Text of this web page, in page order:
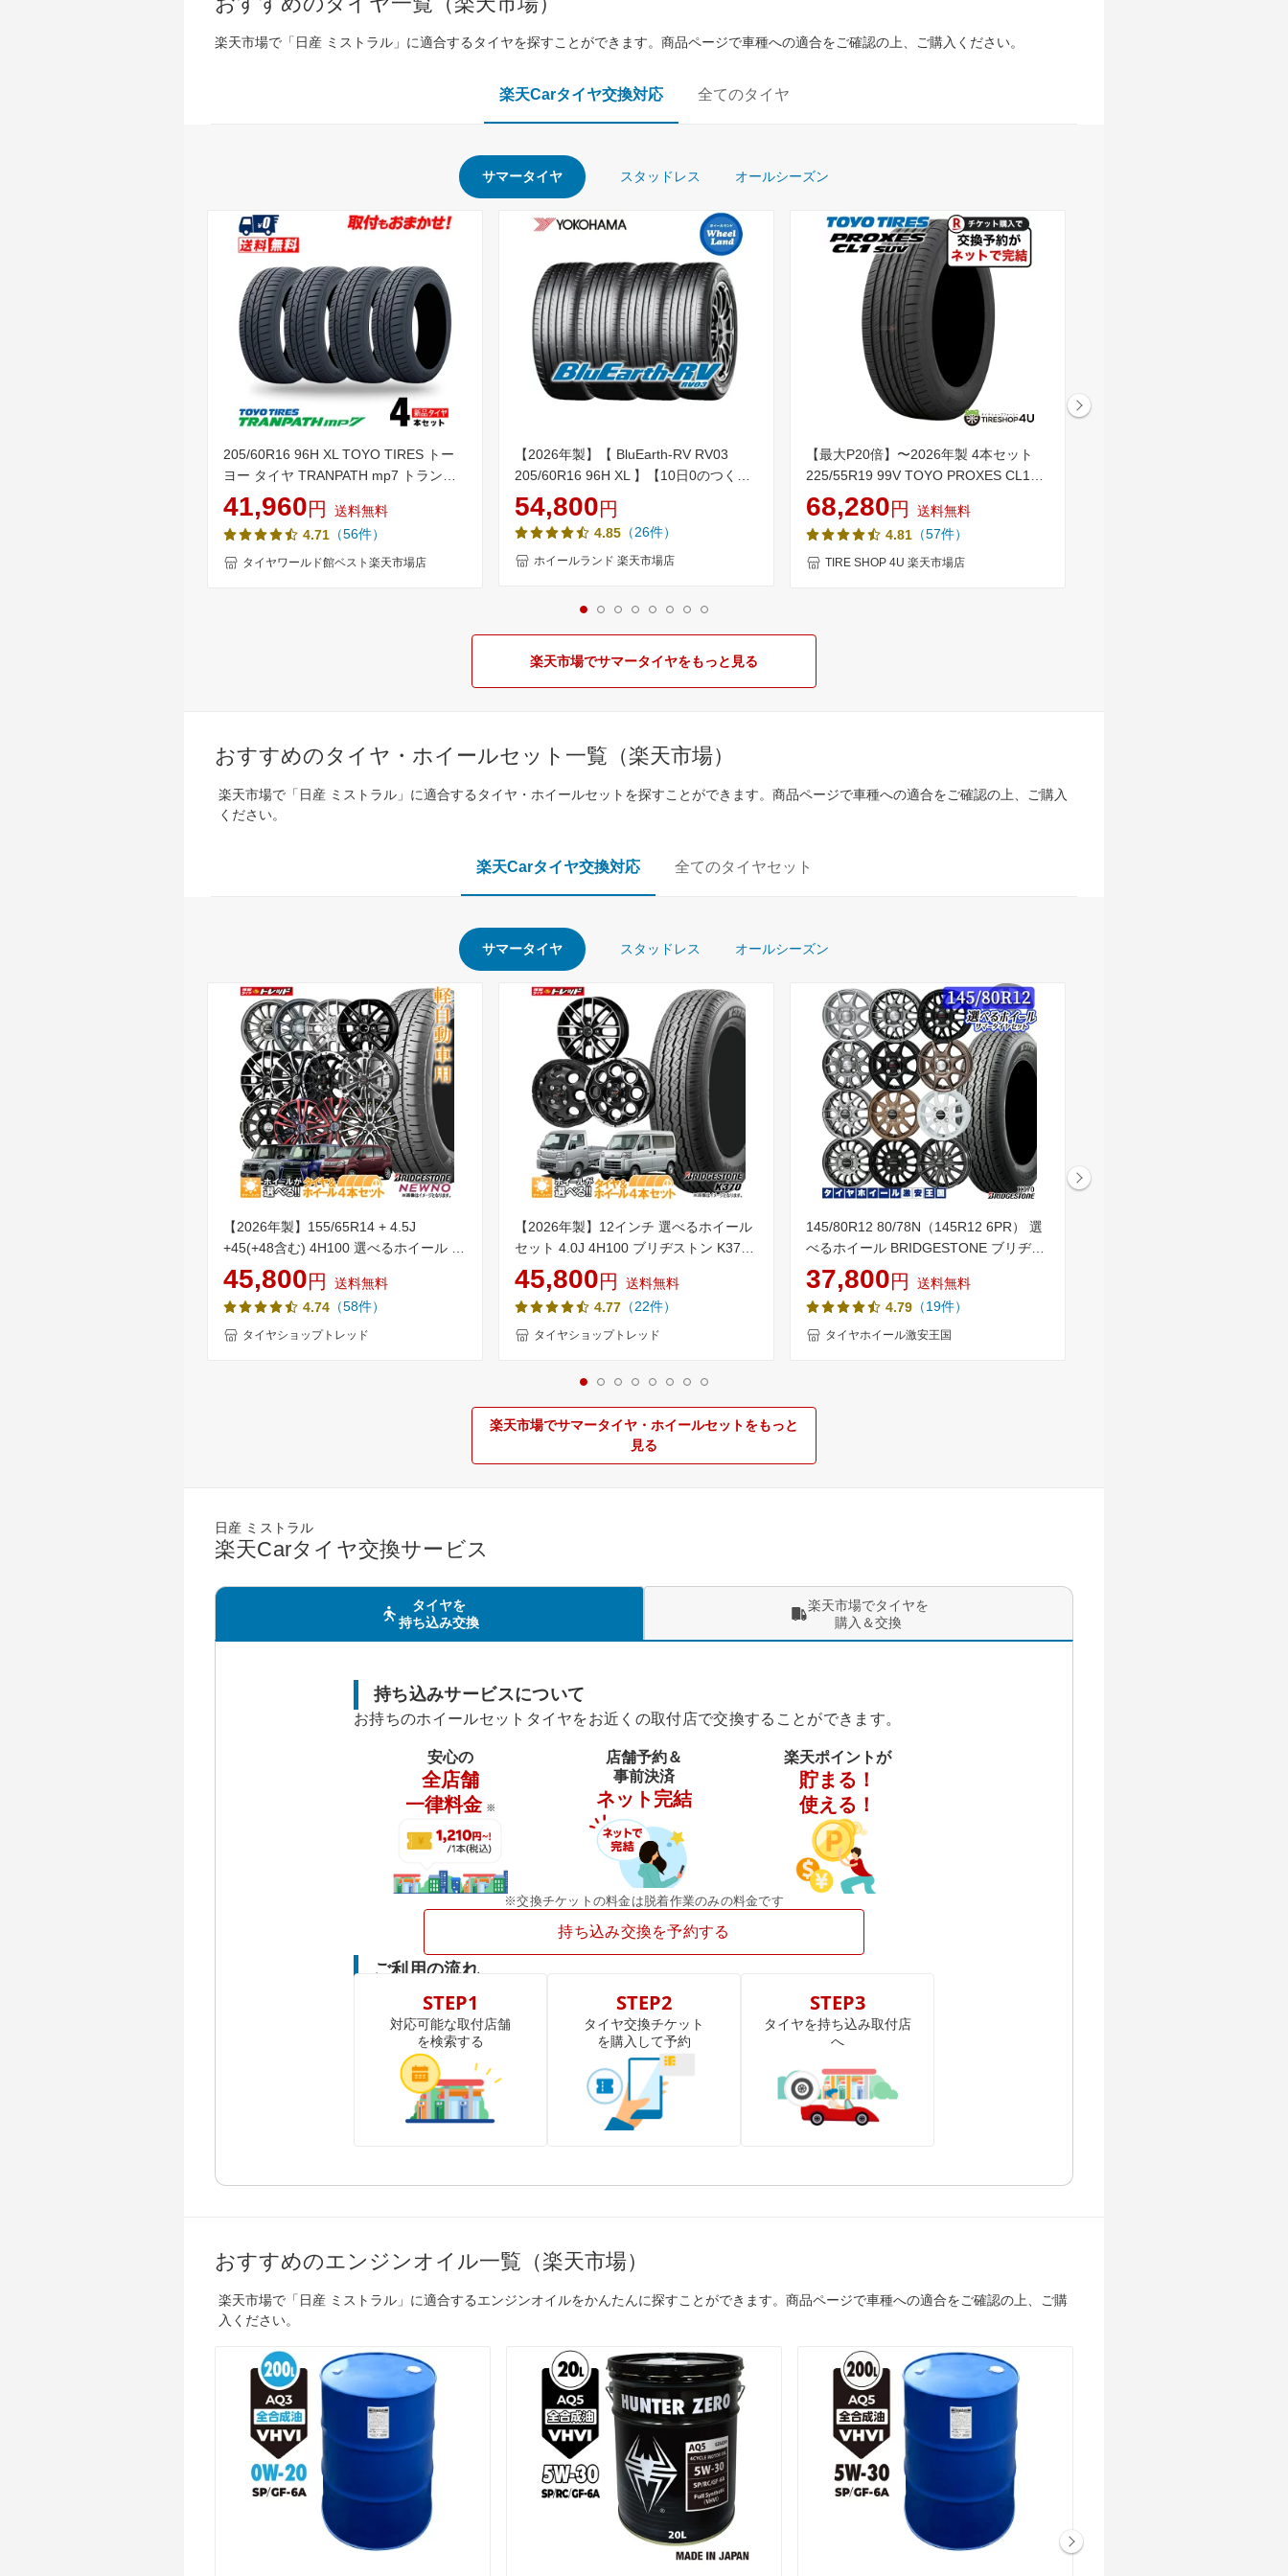
楽天市場で「日産 ミストラル」に適合するタイヤを探すことができます。商品ページで車種への適合をご確認の上、ご購入ください。
楽天Carタイヤ交換対応 全てのタイヤ
サマータイヤ スタッドレス オールシーズン
205/60R16 96H XL TOYO TIRES トー
ヨー タイヤ TRANPATH mp7 トランパ
ス MP7 夏 サマータイヤ 単品4本セット
単品4本価格 《送料無料》【取付対象】
41,960円
送料無料
4.71 （56件）
タイヤワールド館ベスト楽天市場店
【2026年製】【 BluEarth-RV RV03
205/60R16 96H XL 】【10日0のつく日
限定クーポン!!】【タイヤ交換対象】16
インチ サマータイヤ単品4本 ヨコハマ夏
タイヤ YOKOHAMA ブルーアースRV
RV-03 205/60-16【送料無料】
54,800円
4.85 （26件）
ホイールランド 楽天市場店
【最大P20倍】〜2026年製 4本セット
225/55R19 99V TOYO PROXES CL1
SUV トーヨー プロクセス サマータイヤ
単品 4本価格 新品 225/55-19 送料無料
68,280円
送料無料
4.81 （57件）
TIRE SHOP 4U 楽天市場店
楽天市場でサマータイヤをもっと見る
おすすめのタイヤ・ホイールセット一覧（楽天市場）
楽天市場で「日産 ミストラル」に適合するタイヤ・ホイールセットを探すことができます。商品ページで車種への適合をご確認の上、ご購入
ください。
楽天Carタイヤ交換対応 全てのタイヤセット
サマータイヤ スタッドレス オールシーズン
【2026年製】155/65R14 + 4.5J
+45(+48含む) 4H100 選べるホイール 4
本セット送料無料 低燃費 ブリヂストン
NEWNO(ニューノ) 新品 サマータイヤN-
BOX タント ワゴンR ムーブ スペーシア
等のドレスアップに軽自動車 14インチ
45,800円
送料無料
4.74 （58件）
タイヤショップトレッド
【2026年製】12インチ 選べるホイール
セット 4.0J 4H100 ブリヂストン K370
145/80R12 80/78N LT (145R12 6PR 同
等) 新品4本セット 夏タイヤ サマータイ
ヤ 軽バン 軽トラ【取付対象】
45,800円
送料無料
4.77 （22件）
タイヤショップトレッド
145/80R12 80/78N（145R12 6PR） 選
べるホイール BRIDGESTONE ブリヂス
トン K370 12インチ 3.5J〜4.0J 4H100
新品 サマータイヤホイール 4本セット
送料無料 軽自動車 軽トラ 軽バン
1458012 14512 145/80-12 145-12
37,800円
送料無料
4.79 （19件）
タイヤホイール激安王国
楽天市場でサマータイヤ・ホイールセットをもっと
見る
日産 ミストラル
楽天Carタイヤ交換サービス
タイヤを
持ち込み交換
楽天市場でタイヤを
購入＆交換
持ち込みサービスについて
お持ちのホイールセットタイヤをお近くの取付店で交換することができます。
安心の
全店舗
一律料金 ※
店舗予約＆
事前決済
ネット完結
楽天ポイントが
貯まる！
使える！
※交換チケットの料金は脱着作業のみの料金です
持ち込み交換を予約する
ご利用の流れ
STEP1
対応可能な取付店舗
を検索する
STEP2
タイヤ交換チケット
を購入して予約
STEP3
タイヤを持ち込み取付店
へ
おすすめのエンジンオイル一覧（楽天市場）
楽天市場で「日産 ミストラル」に適合するエンジンオイルをかんたんに探すことができます。商品ページで車種への適合をご確認の上、ご購
入ください。